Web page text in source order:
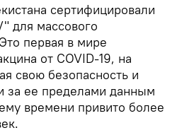
сертифицировали
для массового
первая в мире
от COVID-19, на
свою безопасность и
за ее пределами данным
времени привито более